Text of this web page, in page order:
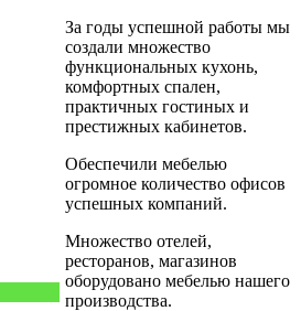
За годы успешной работы мы
создали множество
функциональных кухонь,
комфортных спален,
практичных гостиных и
престижных кабинетов.
Обеспечили мебелью
огромное количество офисов
успешных компаний.
Множество отелей,
ресторанов, магазинов
оборудовано мебелью нашего
производства.